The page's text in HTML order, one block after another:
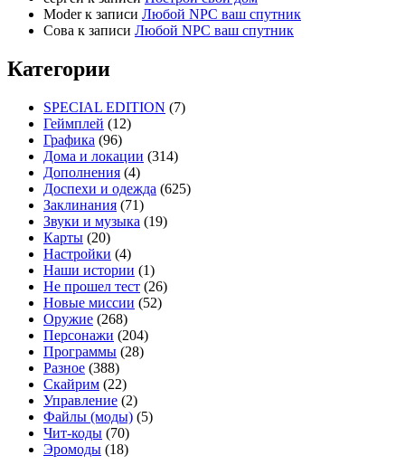
Moderк записи Любой NPC ваш спутник
Сова к записи Любой NPC ваш спутник
Категории
SPECIAL EDITION (7)
Геймплей (12)
Графика (96)
Дома и локации (314)
Дополнения (4)
Доспехи и одежда (625)
Заклинания (71)
Звуки и музыка (19)
Карты (20)
Настройки (4)
Наши истории (1)
Не прошел тест (26)
Новые миссии (52)
Оружие (268)
Персонажи (204)
Программы (28)
Разное (388)
Скайрим (22)
Управление (2)
Файлы (моды) (5)
Чит-коды (70)
Эромоды (18)